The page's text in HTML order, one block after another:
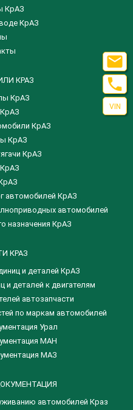
КрАЗ
КрАЗ
КРАЗ
КрАЗ
КрАЗ
КрАЗ
КрАЗ
автомобилей КрАЗ
автомобилей
назначения КрАЗ
КРАЗ
и деталей КрАЗ
и деталей к двигателям
автозапчасти
по маркам автомобилей
Урал
МАН
МАЗ
автомобилей Краз


VIN